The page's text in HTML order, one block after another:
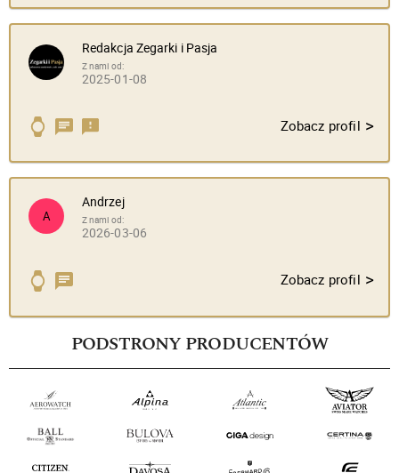
Redakcja Zegarki i Pasja
Z nami od:
2025-01-08
Zobacz profil >
A
Andrzej
Z nami od:
2026-03-06
Zobacz profil >
PODSTRONY PRODUCENTÓW